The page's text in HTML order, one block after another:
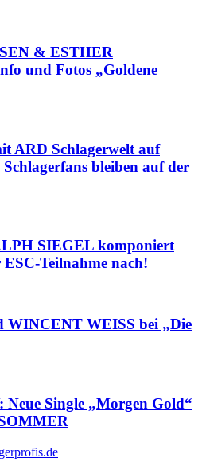
& ESTHER
und Fotos „Goldene
ARD Schlagerwelt auf
bleiben auf der
SIEGEL komponiert
Teilnahme nach!
WEISS bei „Die
Single „Morgen Gold“